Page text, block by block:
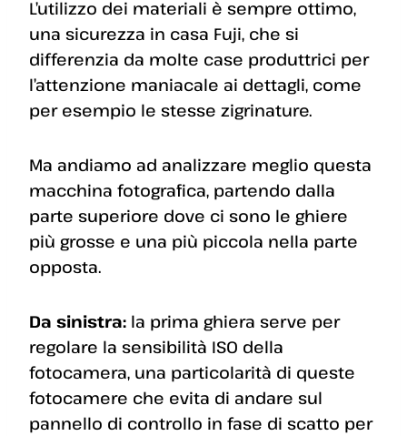
L’utilizzo dei materiali è sempre ottimo,
una sicurezza in casa Fuji, che si
differenzia da molte case produttrici per
l’attenzione maniacale ai dettagli, come
per esempio le stesse zigrinature.
Ma andiamo ad analizzare meglio questa
macchina fotografica, partendo dalla
parte superiore dove ci sono le ghiere
più grosse e una più piccola nella parte
opposta.
Da sinistra: la prima ghiera serve per
regolare la sensibilità ISO della
fotocamera, una particolarità di queste
fotocamere che evita di andare sul
pannello di controllo in fase di scatto per